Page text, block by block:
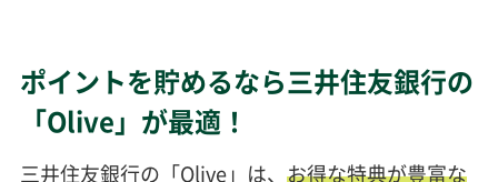
ポイントを貯めるなら三井住友銀行の
「Olive」が最適！
三井住友銀行の「Olive」は、 お得な特典が豊富な